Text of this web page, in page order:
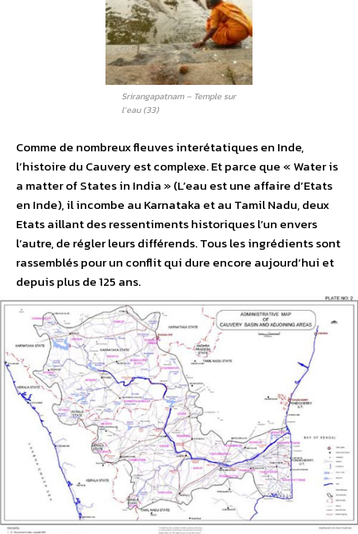
Srirangapatnam – Temple sur
l’eau (33)
Comme de nombreux fleuves interétatiques en Inde,
l’histoire du Cauvery est complexe. Et parce que « Water is
a matter of States in India » (L’eau est une affaire d’Etats
en Inde), il incombe au Karnataka et au Tamil Nadu, deux
Etats aillant des ressentiments historiques l’un envers
l’autre, de régler leurs différends. Tous les ingrédients sont
rassemblés pour un conflit qui dure encore aujourd’hui et
depuis plus de 125 ans.